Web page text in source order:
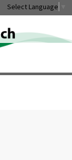
Select Language